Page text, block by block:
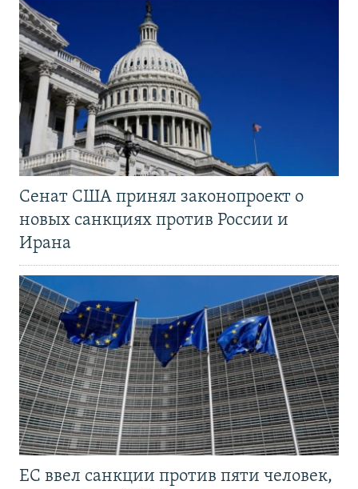
Сенат США принял законопроект о
новых санкциях против России и
Ирана
ЕС ввел санкции против пяти человек,